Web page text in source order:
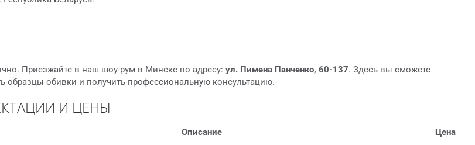
Приезжайте в наш шоу-рум в Минске по адресу: ул. Пимена Панченко, 60-137. Здесь вы сможете
образцы обивки и получить профессиональную консультацию.
И ЦЕНЫ
Описание Цена